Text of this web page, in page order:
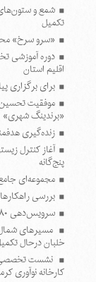
شمع و
تکمیل
«سرو سرخ»
دوره آموزشی
اقلیم استان
برای برگزاری
موفقیت
«برندینگ شهری»
زنده‌گیری
آغاز کنترل
پنج‌گانه
مجموعه‌ای
بررسی
سرویس‌دهی ۸۰ دستگاه اتوبوس ویژه مراسم جاماندگان اربعین حسینی
مسیرهای
خلبان درحال
نشست تخصصی
کارخانه نوآوری